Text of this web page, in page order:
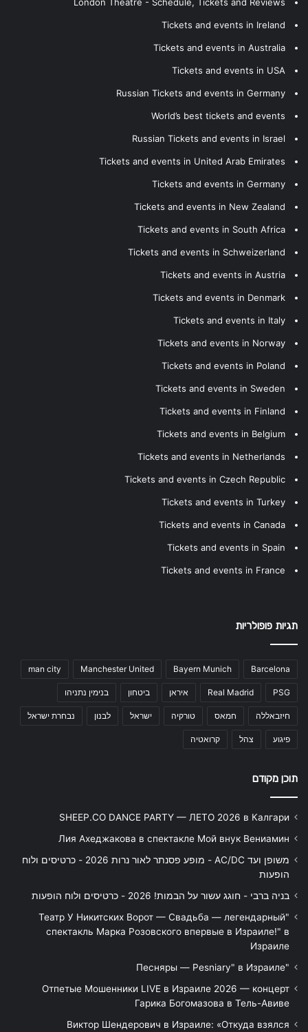
Tickets and events in Ireland
Tickets and events in Australia
Tickets and events in USA
Russian Tickets and events in Germany
World’s best tickets and events
Russian Tickets and events in Israel
Tickets and events in United Arab Emirates
Tickets and events in Germany
Tickets and events in New Zealand
Tickets and events in South Africa
Tickets and events in Schweizerland
Tickets and events in Austria
Tickets and events in Denmark
Tickets and events in Italy
Tickets and events in Norway
Tickets and events in Poland
Tickets and events in Sweden
Tickets and events in Finland
Tickets and events in Belgium
Tickets and events in Netherlands
Tickets and events in Czech Republic
Tickets and events in Turkey
Tickets and events in Canada
Tickets and events in Spain
Tickets and events in France
תגיות פופולריות
Barcelona
Bayern Munich
Manchester United
man city
PSG
Real Madrid איראן ביטחון בנימין נתניהו
חיזבאללה חמאס טורקיה ישראל לבנון נבחרת ישראל
פיגוע צהל קרואטיה
תוכן מקודם
SHEEP.CO DANCE PARTY — ЛЕТО 2026 в Калгари
Лия Ахеджакова в спектакле Мой внук Вениамин
משופן ועד AC/DC - מופע פסנתר לאור נרות 2026 - כרטיסים ולוח
הופעות
בניה ברבי - חוגג עשור על הבמות! 2026 - כרטיסים ולוח הופעות
"Театр У Никитских Ворот — Свадьба — легендарный
спектакль Марка Розовского впервые в Израиле!" в
Израиле
"Песняры — Pesniary" в Израиле
Отпетые Мошенники LIVE в Израиле 2026 — концерт
Гарика Богомазова в Тель-Авиве
Виктор Шендерович в Израиле: «Откуда взялся